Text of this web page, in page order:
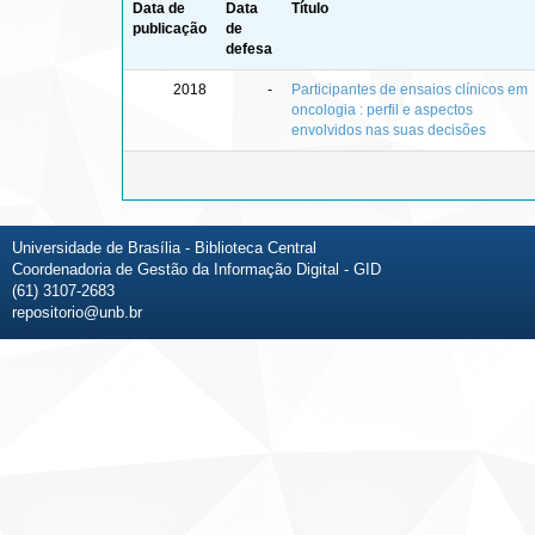
Data de
publicação
Data
de
defesa
Título
2018 -
Participantes de ensaios clínicos em
oncologia : perfil e aspectos
envolvidos nas suas decisões
Universidade de Brasília - Biblioteca Central
Coordenadoria de Gestão da Informação Digital - GID
(61) 3107-2683
repositorio@unb.br